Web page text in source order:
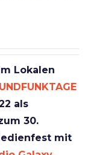
Lokalen
als
30.
mit